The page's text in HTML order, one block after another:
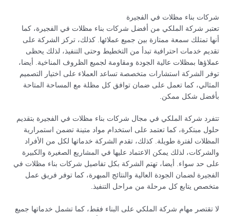
شركات بناء مظلات في الفجيرة
تعتبر شركة الملكي من أفضل شركات بناء مظلات في الفجيرة، كما
أنها تمتلك سمعة ممتازة بين جميع عملائها. كذلك، تركز الشركة على
تقديم خدمات احترافية تبدأ من التخطيط وحتى التنفيذ، لذلك يحظى
عملاؤها بمظلات عالية الجودة ومقاومة لجميع الظروف المناخية. أيضا،
توفر الشركة استشارات متخصصة تساعد العملاء على اختيار التصميم
المثالي، كما تعمل على ضمان توافق كل مظلة مع المساحة المتاحة
بأفضل شكل ممكن.
تتفرد شركة الملكي في مجال شركات بناء مظلات في الفجيرة بتقديم
حلول مبتكرة، كما تعتمد على استخدام مواد متينة تضمن استمرارية
المظلات لفترة طويلة. كذلك، تقدم الشركة خدماتها لكل من الأفراد
والشركات، لذلك يمكن الاعتماد عليها في المشاريع الصغيرة والكبيرة
على حد سواء. أيضا، تهتم الشركة بكل تفاصيل شركات بناء مظلات في
الفجيرة لضمان الجودة العالية والنتائج المبهرة، كما توفر فريق عمل
متخصص يتابع كل مرحلة من مراحل التنفيذ.
لا تقتصر مهام شركة الملكي على البناء فقط، كما تشمل خدماتها جميع